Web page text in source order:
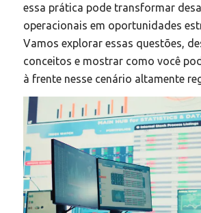
essa prática pode transformar
operacionais em oportunidades
Vamos explorar essas questões,
conceitos e mostrar como você
à frente nesse cenário altamente